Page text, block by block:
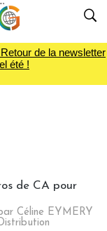
de la newsletter
été !
de CA pour
Céline EYMERY